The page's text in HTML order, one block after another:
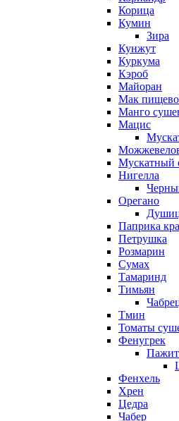
Корица
Кумин
Зира
Кунжут
Куркума
Кэроб
Майоран
Мак
Манго
Мацис
Мускатный
Нигелла
Орегано
Паприка
Петрушка
Розмарин
Сумах
Тамаринд
Тимьян
Тмин
Томаты
Фенугрек
Фенхель
Хрен
Цедра
Чабер